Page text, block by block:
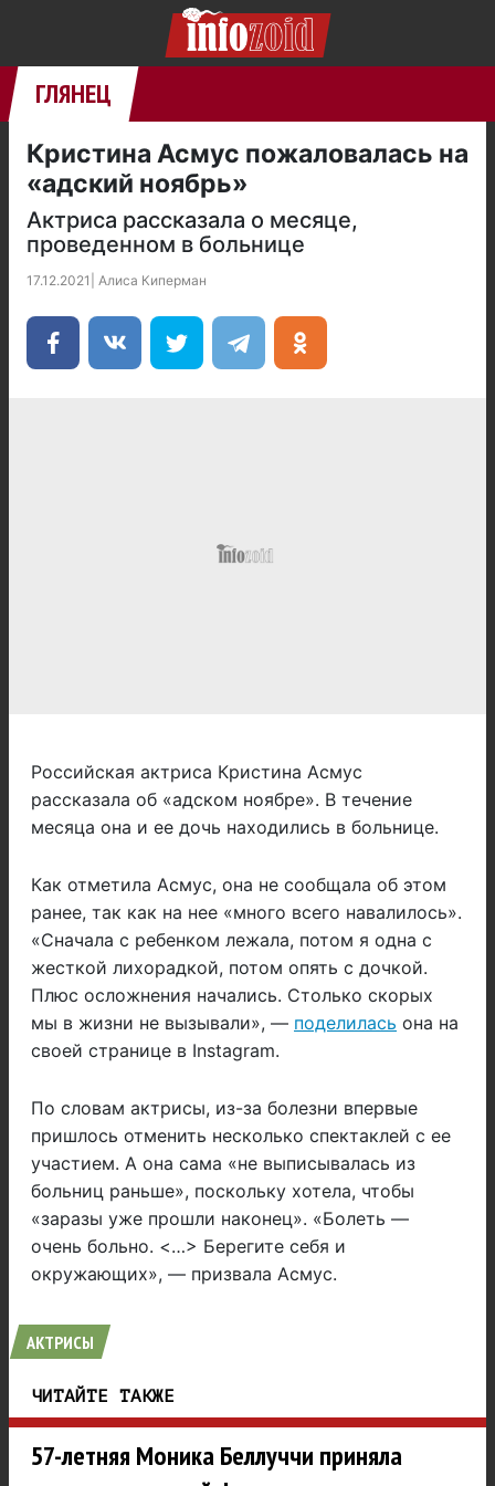
ГЛЯНЕЦ
Кристина Асмус пожаловалась на
«адский ноябрь»
Актриса рассказала о месяце,
проведенном в больнице
17.12.2021 Алиса Киперман
Российская актриса Кристина Асмус
рассказала об «адском ноябре». В течение
месяца она и ее дочь находились в больнице.
Как отметила Асмус, она не сообщала об этом
ранее, так как на нее «много всего навалилось».
«Сначала с ребенком лежала, потом я одна с
жесткой лихорадкой, потом опять с дочкой.
Плюс осложнения начались. Столько скорых
мы в жизни не вызывали», — поделилась она на
своей странице в Instagram.
По словам актрисы, из-за болезни впервые
пришлось отменить несколько спектаклей с ее
участием. А она сама «не выписывалась из
больниц раньше», поскольку хотела, чтобы
«заразы уже прошли наконец». «Болеть —
очень больно. <…> Берегите себя и
окружающих», — призвала Асмус.
АКТРИСЫ
ЧИТАЙТЕ ТАКЖЕ
57-летняя Моника Беллуччи приняла